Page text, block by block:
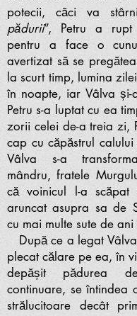
potecii, căci va
pădurii”, Petru a rupt
pentru a face o
avertizat să se
la scurt timp, lumina
în noapte, iar Vâlva și-
Petru s-a luptat cu ea
zorii celei de-a treia zi,
cap cu căpăstrul
Vâlva s-a
mândru, fratele
că voinicul l-a scăpat
aruncat asupra sa de
cu mai multe sute de ani
După ce a legat
plecat călare pe ea, în
depășit pădurea
continuare, se întindea
strălucitoare decât